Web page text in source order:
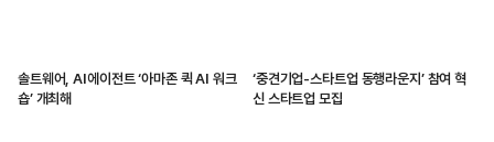
솔트웨어, AI에이전트 ‘아마존 퀵 AI 워크
숍’ 개최해
‘중견기업-스타트업 동행라운지’ 참여 혁
신 스타트업 모집